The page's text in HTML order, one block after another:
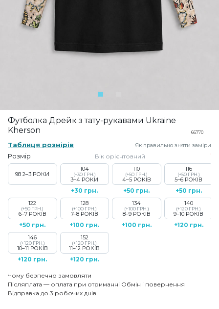
Футболка Дрейк з тату-рукавами Ukraine
Kherson
66770
Таблиця розмірів Як правильно зняти заміри
Розмір Вік орієнтовний
98 2–3 РОКИ
104
(+30 ГРН.)
3–4 РОКИ
+30 грн.
110
(+50 ГРН.)
4–5 РОКІВ
+50 грн.
116
(+50 ГРН.)
5–6 РОКІВ
+50 грн.
122
(+50 ГРН.)
6–7 РОКІВ
+50 грн.
128
(+100 ГРН.)
7–8 РОКІВ
+100 грн.
134
(+100 ГРН.)
8–9 РОКІВ
+100 грн.
140
(+120 ГРН.)
9–10 РОКІВ
+120 грн.
146
(+120 ГРН.)
10–11 РОКІВ
+120 грн.
152
(+120 ГРН.)
11–12 РОКІВ
+120 грн.
Чому безпечно замовляти
Післяплата — оплата при отриманні Обмін і повернення
Відправка до 3 робочих днів